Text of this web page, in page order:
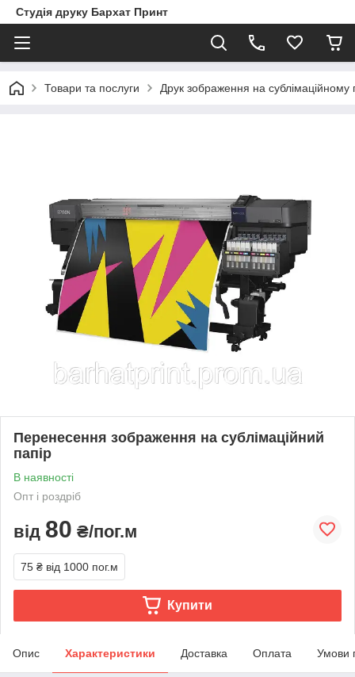
Студія друку Бархат Принт
Товари та послуги Друк зображення на сублімаційному
Перенесення зображення на сублімаційний
папір
В наявності
Опт і роздріб
від 80 ₴/пог.м
75 ₴ від 1000 пог.м
Купити
Опис Характеристики Доставка Оплата Умови